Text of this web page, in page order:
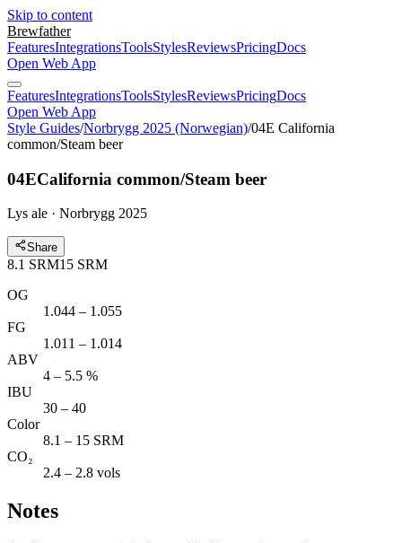
Skip to content
Brewfather
FeaturesIntegrationsToolsStylesReviewsPricingDocs
Open Web App
FeaturesIntegrationsToolsStylesReviewsPricingDocs
Open Web App
Style Guides/Norbrygg 2025 (Norwegian)/04E California
common/Steam beer
04ECalifornia common/Steam beer
Lys ale · Norbrygg 2025
Share
8.1 SRM15 SRM
OG
1.044 – 1.055
FG
1.011 – 1.014
ABV
4 – 5.5 %
IBU
30 – 40
Color
8.1 – 15 SRM
CO₂
2.4 – 2.8 vols
Notes